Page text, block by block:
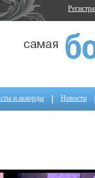
и аккорды Новости